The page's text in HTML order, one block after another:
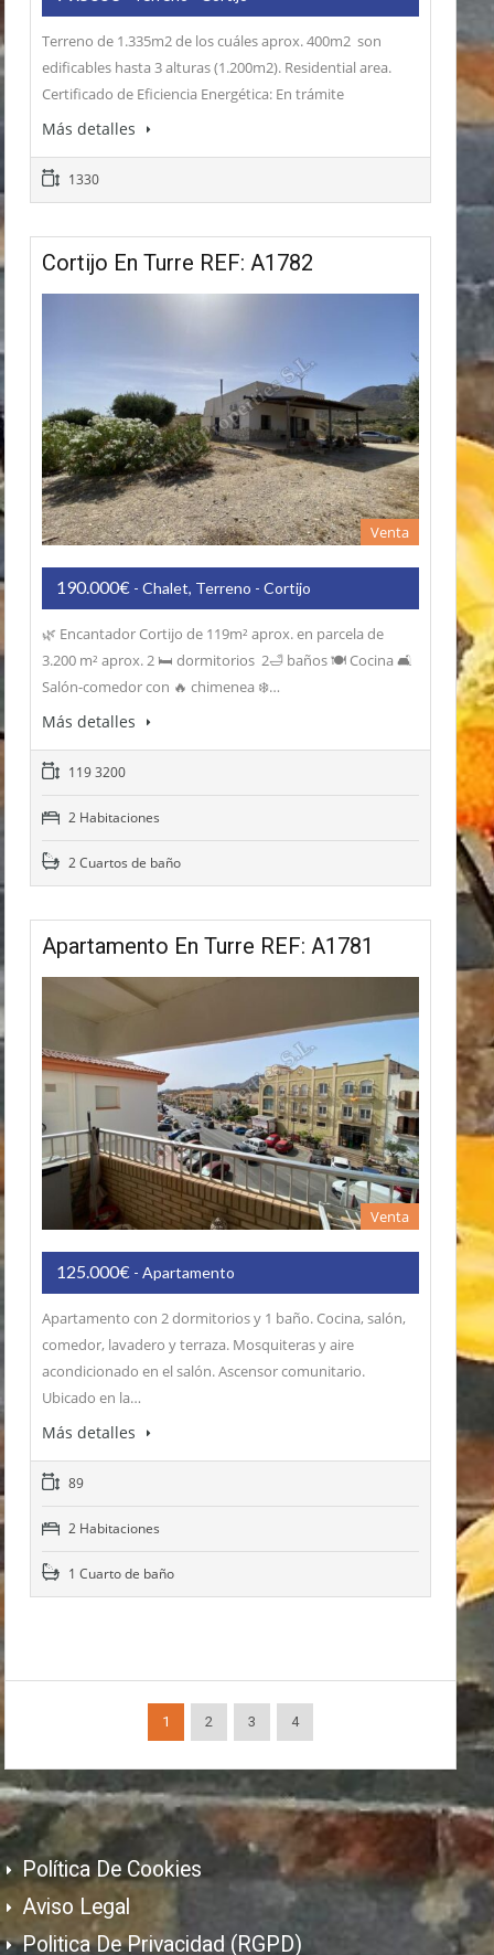
Terreno de 1.335m2 de los cuáles aprox. 400m2 son
edificables hasta 3 alturas (1.200m2). Residential area.
Certificado de Eficiencia Energética: En trámite
Más detalles
1330
Cortijo En Turre REF: A1782
Venta
190.000€ - Chalet, Terreno - Cortijo
🌿 Encantador Cortijo de 119m² aprox. en parcela de
3.200 m² aprox. 2 🛏️ dormitorios 2🛁 baños 🍽️ Cocina 🛋️
Salón-comedor con 🔥 chimenea ❄️…
Más detalles
119 3200
2 Habitaciones
2 Cuartos de baño
Apartamento En Turre REF: A1781
Venta
125.000€ - Apartamento
Apartamento con 2 dormitorios y 1 baño. Cocina, salón,
comedor, lavadero y terraza. Mosquiteras y aire
acondicionado en el salón. Ascensor comunitario.
Ubicado en la…
Más detalles
89
2 Habitaciones
1 Cuarto de baño
1 2 3 4
Política De Cookies
Aviso Legal
Politica De Privacidad (RGPD)